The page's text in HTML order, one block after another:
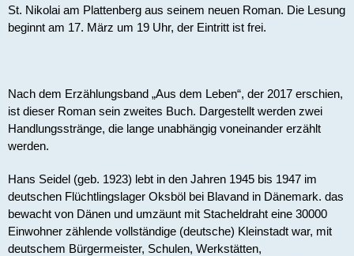
St. Nikolai am Plattenberg aus seinem neuen Roman. Die Lesung
beginnt am 17. März um 19 Uhr, der Eintritt ist frei.
Nach dem Erzählungsband „Aus dem Leben“, der 2017 erschien,
ist dieser Roman sein zweites Buch. Dargestellt werden zwei
Handlungsstränge, die lange unabhängig voneinander erzählt
werden.
Hans Seidel (geb. 1923) lebt in den Jahren 1945 bis 1947 im
deutschen Flüchtlingslager Oksböl bei Blavand in Dänemark. das
bewacht von Dänen und umzäunt mit Stacheldraht eine 30000
Einwohner zählende vollständige (deutsche) Kleinstadt war, mit
deutschem Bürgermeister, Schulen, Werkstätten,